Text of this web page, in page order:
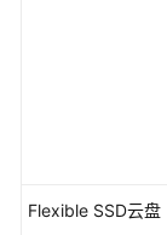
Flexible SSD云盘